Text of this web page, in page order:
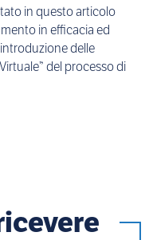
in questo articolo
in efficacia ed
delle
del processo di